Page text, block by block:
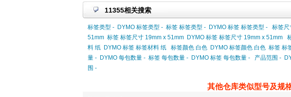
11355相关搜索
标签类型 - DYMO 标签类型 - 标签 标签类型 - DYMO 标签 标签类型 - 标签尺
51mm 标签 标签尺寸 19mm x 51mm DYMO 标签 标签尺寸 19mm x 51mm
料 纸 DYMO 标签 标签材料 纸 标签颜色 白色 DYMO 标签颜色 白色 标签 标
量 - DYMO 每包数量 - 标签 每包数量 - DYMO 标签 每包数量 - 产品范围 -
围 -
其他仓库类似型号及规